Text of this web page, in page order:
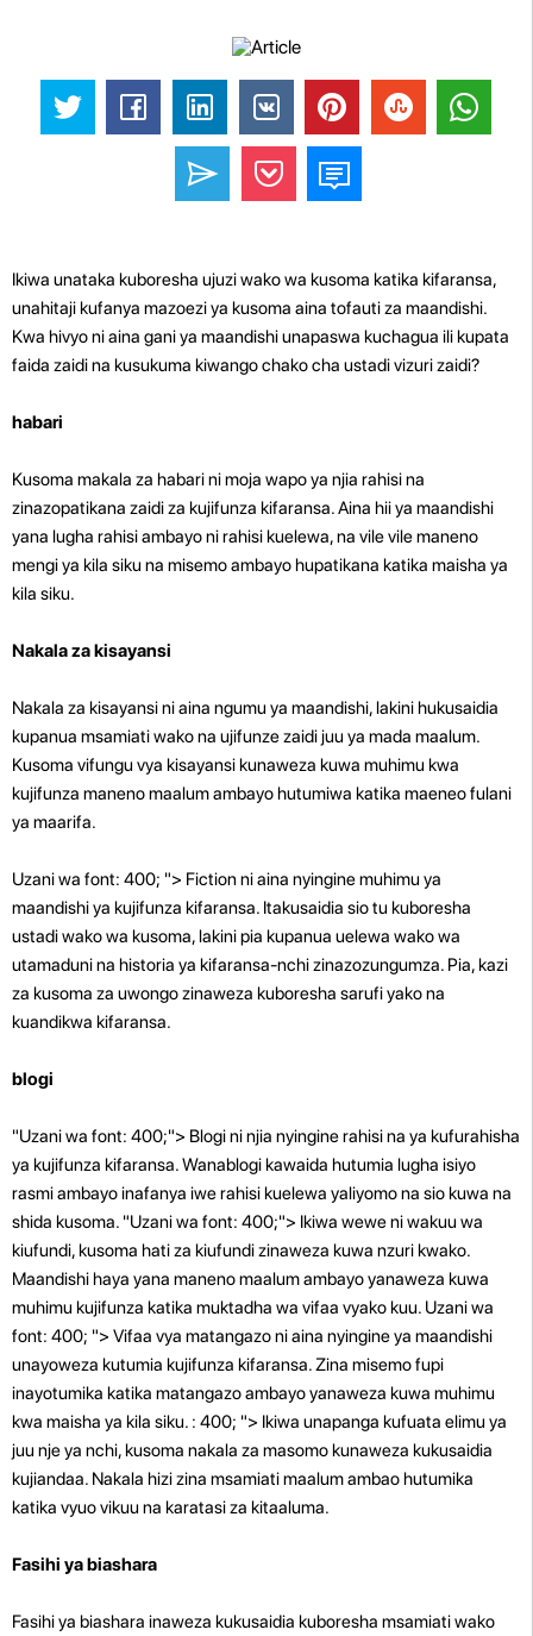
Ikiwa unataka kuboresha ujuzi wako wa kusoma katika kifaransa,
unahitaji kufanya mazoezi ya kusoma aina tofauti za maandishi.
Kwa hivyo ni aina gani ya maandishi unapaswa kuchagua ili kupata
faida zaidi na kusukuma kiwango chako cha ustadi vizuri zaidi?
habari
Kusoma makala za habari ni moja wapo ya njia rahisi na
zinazopatikana zaidi za kujifunza kifaransa. Aina hii ya maandishi
yana lugha rahisi ambayo ni rahisi kuelewa, na vile vile maneno
mengi ya kila siku na misemo ambayo hupatikana katika maisha ya
kila siku.
Nakala za kisayansi
Nakala za kisayansi ni aina ngumu ya maandishi, lakini hukusaidia
kupanua msamiati wako na ujifunze zaidi juu ya mada maalum.
Kusoma vifungu vya kisayansi kunaweza kuwa muhimu kwa
kujifunza maneno maalum ambayo hutumiwa katika maeneo fulani
ya maarifa.
Uzani wa font: 400; "> Fiction ni aina nyingine muhimu ya
maandishi ya kujifunza kifaransa. Itakusaidia sio tu kuboresha
ustadi wako wa kusoma, lakini pia kupanua uelewa wako wa
utamaduni na historia ya kifaransa-nchi zinazozungumza. Pia, kazi
za kusoma za uwongo zinaweza kuboresha sarufi yako na
kuandikwa kifaransa.
blogi
"Uzani wa font: 400;"> Blogi ni njia nyingine rahisi na ya kufurahisha
ya kujifunza kifaransa. Wanablogi kawaida hutumia lugha isiyo
rasmi ambayo inafanya iwe rahisi kuelewa yaliyomo na sio kuwa na
shida kusoma. "Uzani wa font: 400;"> Ikiwa wewe ni wakuu wa
kiufundi, kusoma hati za kiufundi zinaweza kuwa nzuri kwako.
Maandishi haya yana maneno maalum ambayo yanaweza kuwa
muhimu kujifunza katika muktadha wa vifaa vyako kuu. Uzani wa
font: 400; "> Vifaa vya matangazo ni aina nyingine ya maandishi
unayoweza kutumia kujifunza kifaransa. Zina misemo fupi
inayotumika katika matangazo ambayo yanaweza kuwa muhimu
kwa maisha ya kila siku. : 400; "> Ikiwa unapanga kufuata elimu ya
juu nje ya nchi, kusoma nakala za masomo kunaweza kukusaidia
kujiandaa. Nakala hizi zina msamiati maalum ambao hutumika
katika vyuo vikuu na karatasi za kitaaluma.
Fasihi ya biashara
Fasihi ya biashara inaweza kukusaidia kuboresha msamiati wako